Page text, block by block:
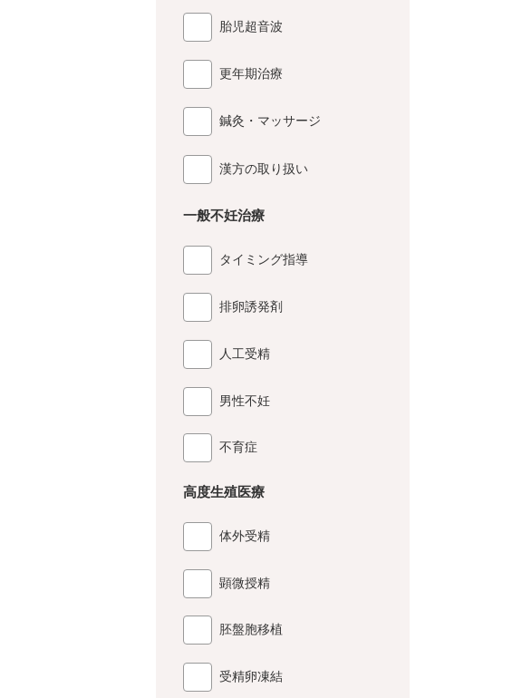
胎児超音波
更年期治療
鍼灸・マッサージ
漢方の取り扱い
一般不妊治療
タイミング指導
排卵誘発剤
人工受精
男性不妊
不育症
高度生殖医療
体外受精
顕微授精
胚盤胞移植
受精卵凍結